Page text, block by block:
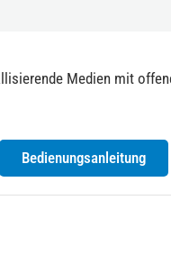
Medien mit
Bedienungsanleitung